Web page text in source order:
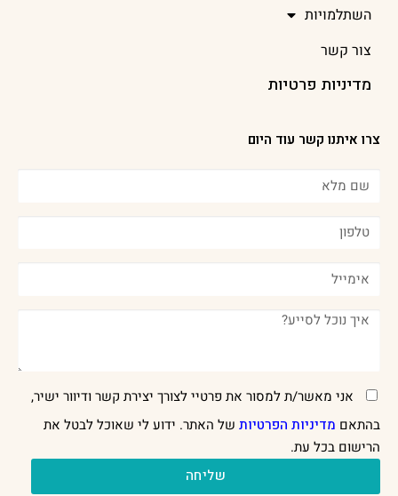
השתלמויות
צור קשר
מדיניות פרטיות
צרו איתנו קשר עוד היום
אני מאשר/ת למסור את פרטיי לצורך יצירת קשר ודיוור ישיר,
בהתאם מדיניות הפרטיות של האתר. ידוע לי שאוכל לבטל את
הרישום בכל עת.
שליחה